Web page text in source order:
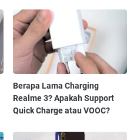
Berapa Lama Charging
Realme 3? Apakah Support
Quick Charge atau VOOC?